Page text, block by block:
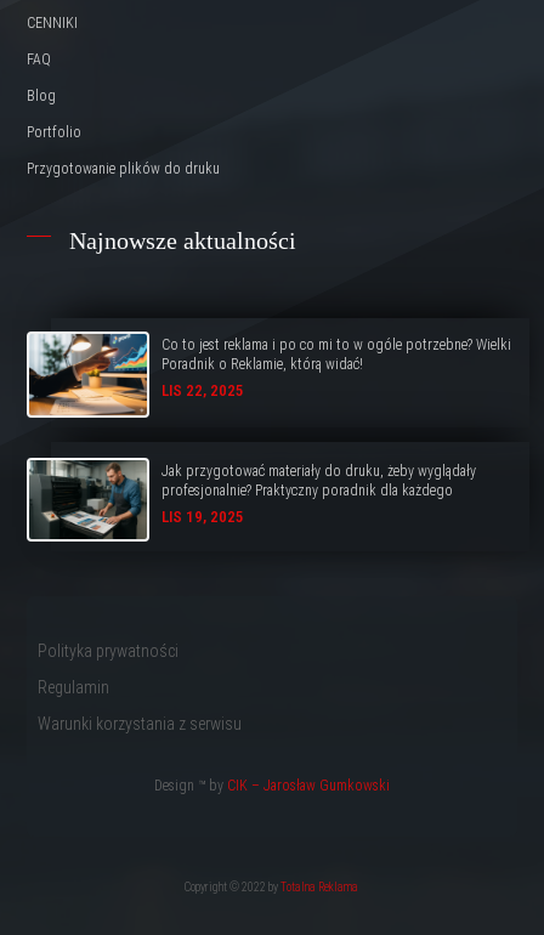
CENNIKI
FAQ
Blog
Portfolio
Przygotowanie plików do druku
Najnowsze aktualności
Co to jest reklama i po co mi to w ogóle potrzebne? Wielki
Poradnik o Reklamie, którą widać!
LIS 22, 2025
Jak przygotować materiały do druku, żeby wyglądały
profesjonalnie? Praktyczny poradnik dla każdego
LIS 19, 2025
Polityka prywatności
Regulamin
Warunki korzystania z serwisu
Design ™ by CIK – Jarosław Gumkowski
Copyright © 2022 byTotalna Reklama